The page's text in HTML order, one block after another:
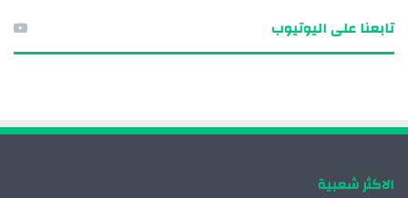
تابعنا على اليوتيوب
الاكثر شعبية